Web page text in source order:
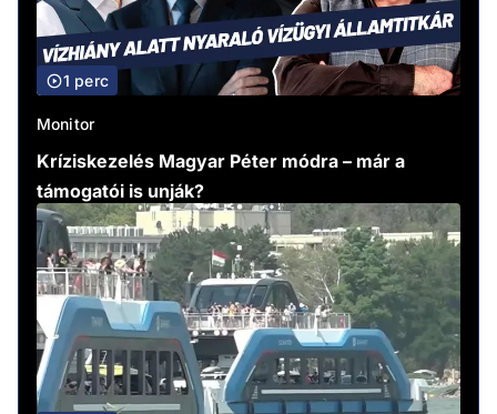
1 perc
Monitor
Kríziskezelés Magyar Péter módra – már a
támogatói is unják?